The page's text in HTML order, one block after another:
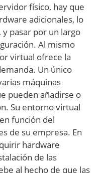
físico, hay que
adicionales, lo
pasar por un largo
Al mismo
virtual ofrece la
Un único
máquinas
pueden añadirse o
Su entorno virtual
función del
de su empresa. En
hardware
de las
al hecho de que las